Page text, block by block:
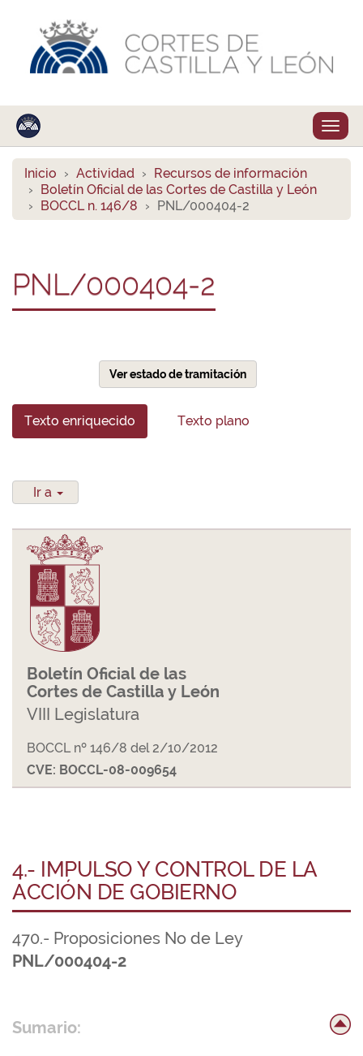
Inicio Actividad
Recursos de información
Boletín Oficial de las Cortes de Castilla y León
BOCCL n. 146/8
PNL/000404-2
PNL/000404-2
Ver estado de tramitación
Texto enriquecido Texto plano
Ir a
Boletín Oficial de las
Cortes de Castilla y León
VIII Legislatura
BOCCL nº 146/8 del 2/10/2012
CVE: BOCCL-08-009654
4.- IMPULSO Y CONTROL DE LA
ACCIÓN DE GOBIERNO
470.- Proposiciones No de Ley
PNL/000404-2
Sumario: